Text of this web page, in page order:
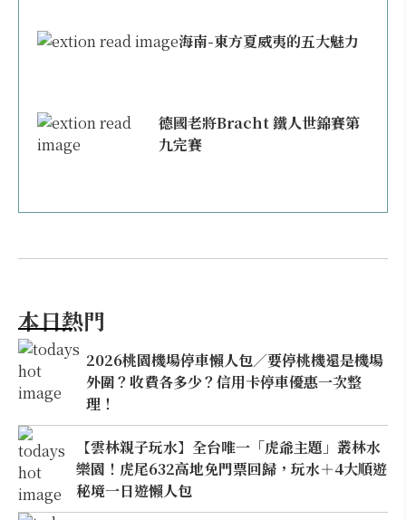
海南-東方夏威夷的五大魅力
德國老將Bracht 鐵人世錦賽第
九完賽
本日熱門
2026桃園機場停車懶人包／要停桃機還是機場
外圍？收費各多少？信用卡停車優惠一次整
理！
【雲林親子玩水】全台唯一「虎爺主題」叢林水
樂園！虎尾632高地免門票回歸，玩水＋4大順遊
秘境一日遊懶人包